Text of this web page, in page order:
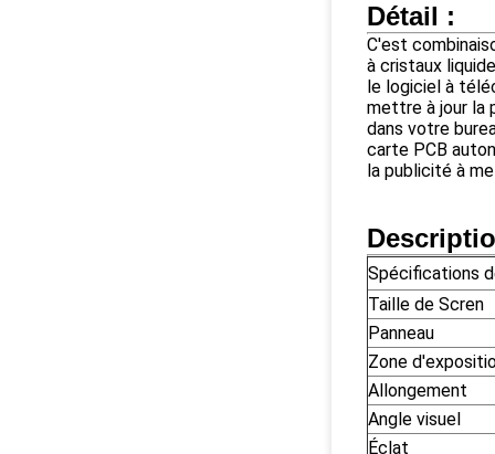
Détail :
C'est
à cristaux
le logiciel à
mettre à jour la
dans votre
carte PCB
la publicité à
Spécifications
Taille de Scren
Panneau
Zone
Allongement
Angle visuel
Éclat